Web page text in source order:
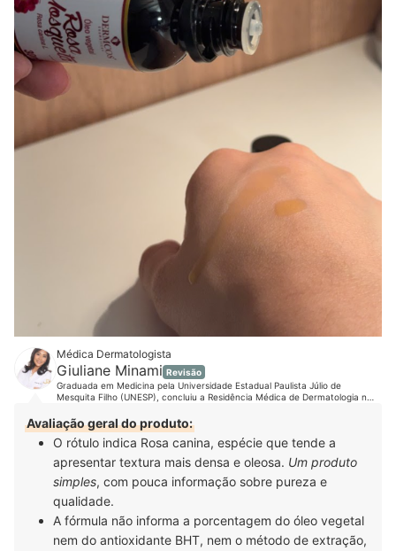
Médica Dermatologista
Giuliane Minami Revisão
Graduada em Medicina pela Universidade Estadual Paulista Júlio de
Mesquita Filho (UNESP), concluiu a Residência Médica de Dermatologia na
Sociedade Brasileira de Dermatologia (SBD). É mestra, também pela UNESP,
na área de Tricologia. Como sempre acreditou na importância do cabelo na
identidade e na autoestima das pessoas, principalmente, das mulheres, sua
formação na área clínica, cirúrgica e estética, a médica está em busca
constante por conhecimento e atualizações em congressos e cursos.
Acompanhe a Dra. Giuliane no Instagram, Youtube, Facebook, LinkedIn e
em seu site.
Avaliação geral do produto:
O rótulo indica Rosa canina, espécie que tende a
apresentar textura mais densa e oleosa. Um produto
simples, com pouca informação sobre pureza e
qualidade.
A fórmula não informa a porcentagem do óleo vegetal
nem do antioxidante BHT, nem o método de extração,